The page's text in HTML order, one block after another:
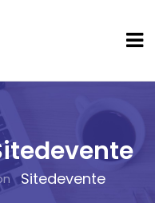
Sitedevente